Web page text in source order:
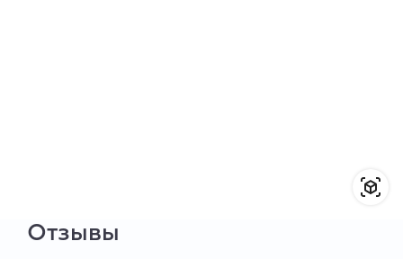
Отзывы